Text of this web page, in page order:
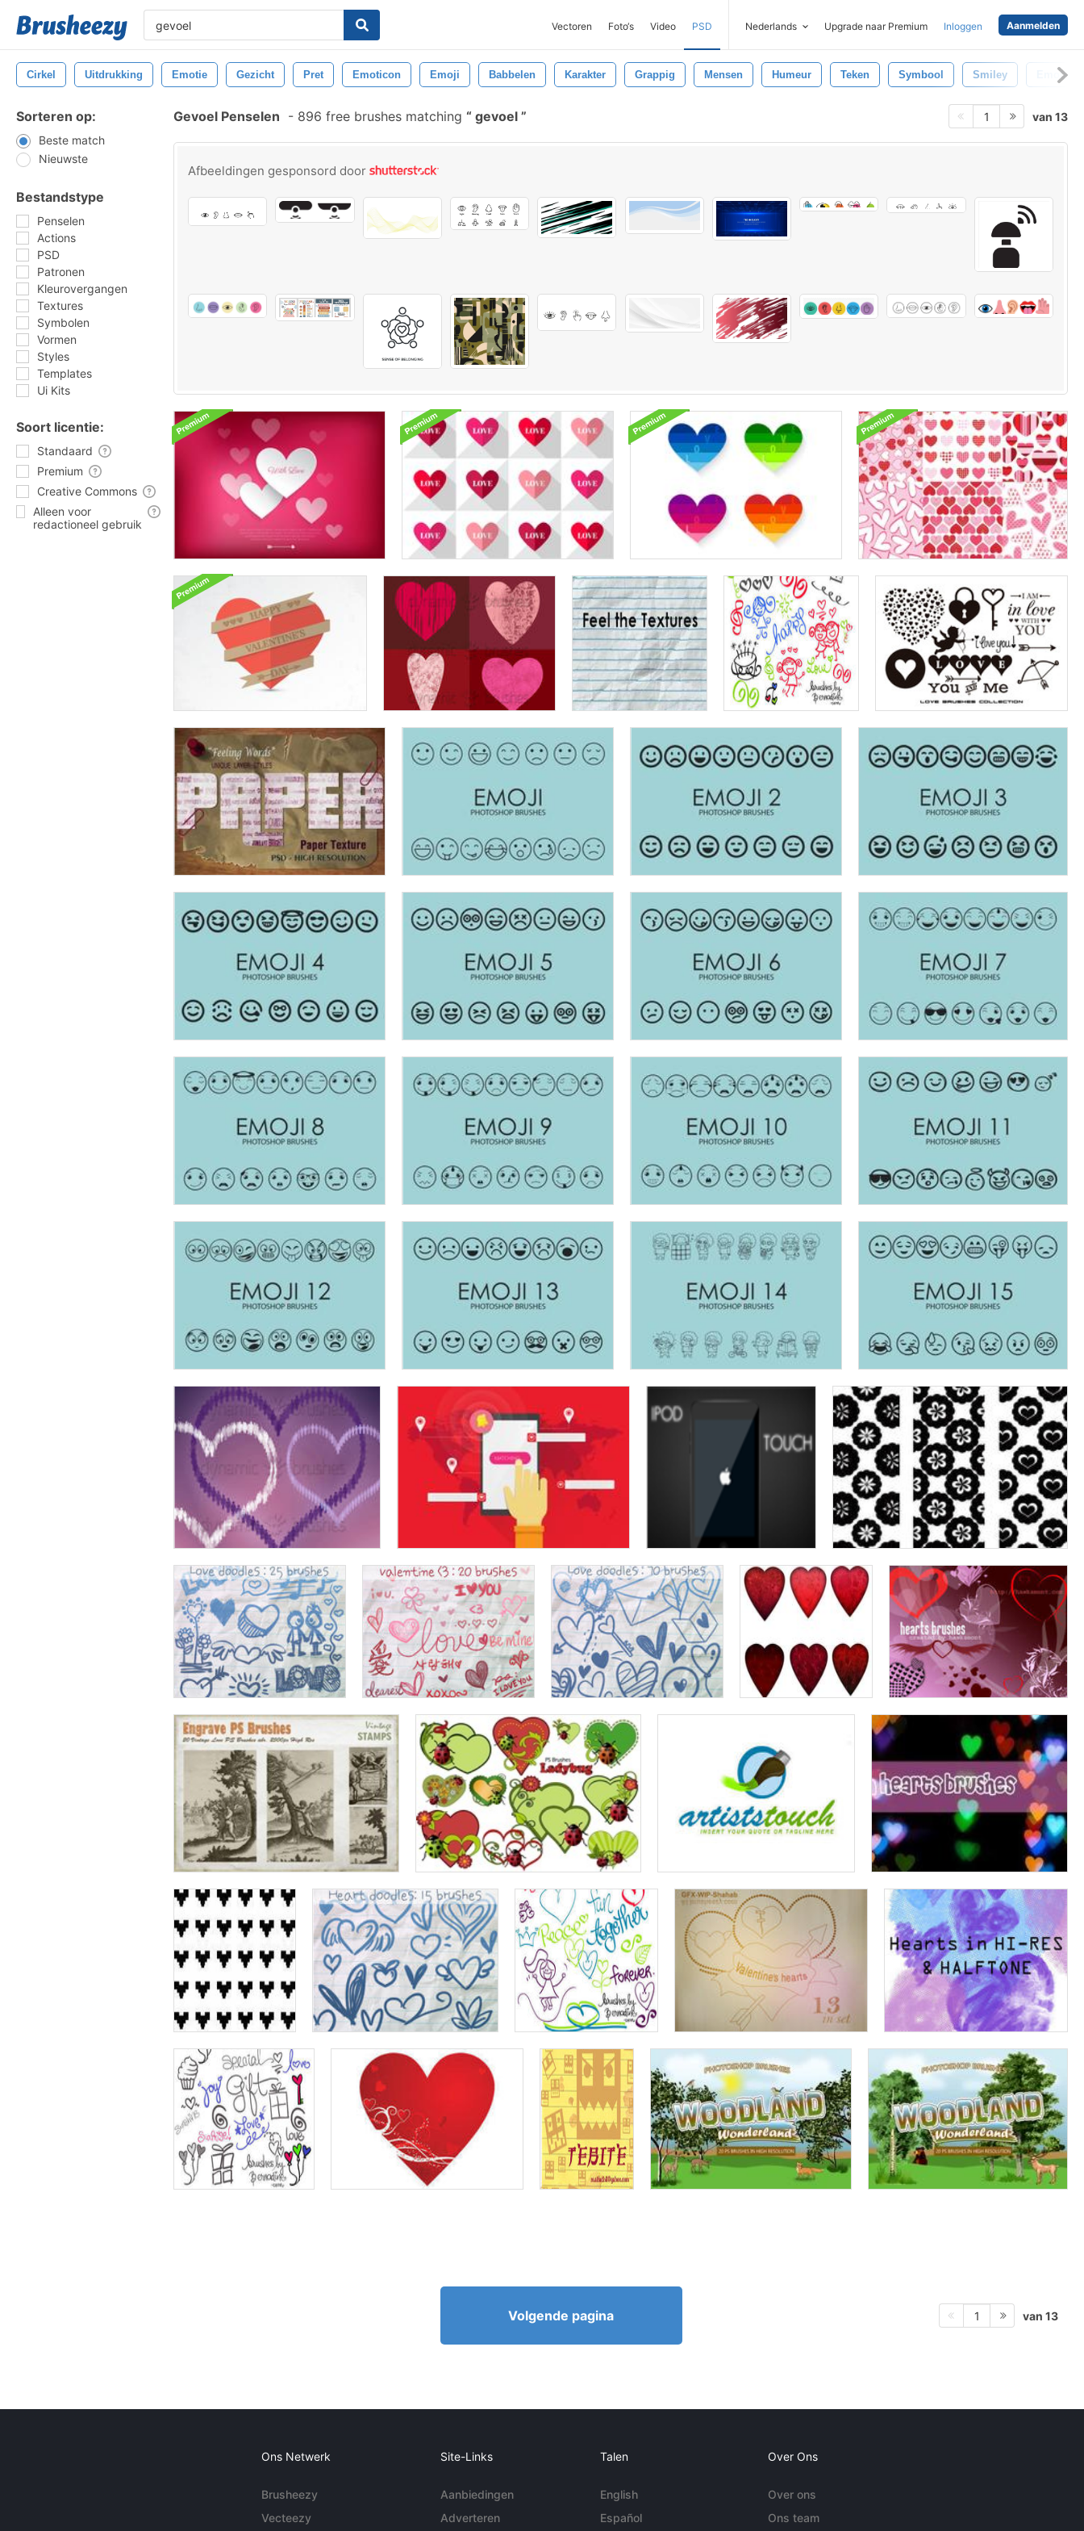
Vectoren Foto‘s Video PSD Nederlands Upgrade naar Premium Inloggen Aanmelden
Cirkel Uitdrukking Emotie Gezicht Pret Emoticon Emoji Babbelen Karakter Grappig Mensen Humeur Teken Symbool Smiley Emoties
Sorteren op:
Beste match
Nieuwste
Bestandstype
Penselen
Actions
PSD
Patronen
Kleurovergangen
Textures
Symbolen
Vormen
Styles
Templates
Ui Kits
Soort licentie:
Standaard
Premium
Creative Commons
Alleen voor
redactioneel gebruik
Gevoel Penselen - 896 free brushes matching gevoel 1 van 13
Afbeeldingen gesponsord door
Volgende pagina 1 van 13
Ons Netwerk
Brusheezy
Vecteezy
Site-Links
Aanbiedingen
Adverteren
Talen
English
Español
Over Ons
Over ons
Ons team